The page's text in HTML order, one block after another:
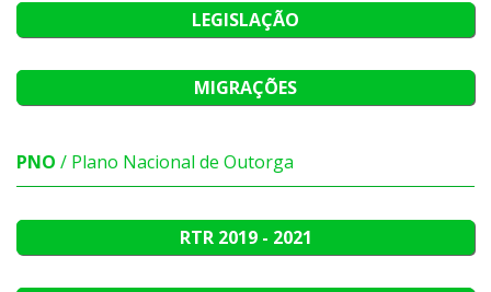
LEGISLAÇÃO
MIGRAÇÕES
PNO / Plano Nacional de Outorga
RTR 2019 - 2021